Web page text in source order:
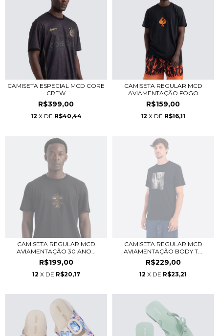
CAMISETA ESPECIAL MCD CORE
CREW
R$399,00
12 X DE R$40,44
CAMISETA REGULAR MCD
AVIAMENTAÇÃO FOGO
R$159,00
12 X DE R$16,11
CAMISETA REGULAR MCD
AVIAMENTAÇÃO 30 ANO...
R$199,00
12 X DE R$20,17
CAMISETA REGULAR MCD
AVIAMENTAÇÃO BODY T...
R$229,00
12 X DE R$23,21